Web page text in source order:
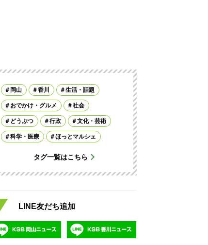
岡山 香川 生活・話題
おでかけ・グルメ 社会
どうぶつ 行政 文化・芸術
科学・医療 ほっとマルシェ
タグ一覧はこちら
LINE友だち追加